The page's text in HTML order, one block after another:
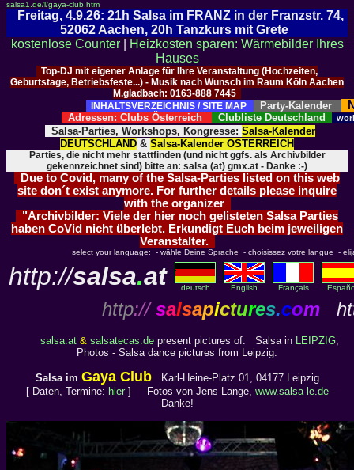
salsa1.de/l/gaya-club.htm
Freitag, 4.9.26: 21h Salsa im FRANZ in der Franzstr. 74,
52062 Aachen, 20h Tanzkurs mit Grete
kostenlose Counter|
Heizkosten sparen: Wärmebilder Ihres
Hauses
Top-DJ mit eigener Anlage für Ihre Veranstaltung (Hochzeiten,
Geburtstage, Betriebsfeste...) - Musik nach Wunsch im Raum Köln Aachen
M.gladbach: 0163-888 7445
INHALTSVERZEICHNIS / SITE MAP
Party-Kalender
Adressen: Clubs Österreich Clubliste Deutschland
Salsa-Parties, Workshops, Kongresse: Salsa-Kalender
DEUTSCHLAND & Salsa-Kalender ÖSTERREICH
Parties, die nicht mehr stattfinden (und nicht ggfs. als Archivbilder
gekennzeichnet sind) bitte an: salsa (at) gmx.at - Danke :-)
Due to Covid, many of the Salsa-Parties listed on this web
site don´t exist anymore. For further details please inquire
with the organizer
"Archivbilder: Viele der hier noch gelisteten Salsa Parties
haben CoVid nicht überlebt. Erkundigt Euch beim jeweiligen
Veranstalter.
select your language: - wähle Deine Sprache - choisissez votre langue -
http://salsa.at deutsch English Français
http:// salsapictures.com
salsa.at & salsatecas.de present pictures of: Salsa in LEIPZIG,
Photos - Salsa dance pictures from Leipzig:
Salsa im Gaya ClubKarl-Heine-Platz 01, 04177 Leipzig
[ Daten, Termine: hier] Fotos von Jens Lange, www.salsa-le.de-
Danke!